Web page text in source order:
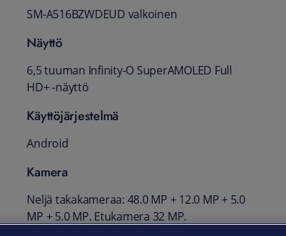
SM-A516BZWDEUD valkoinen
Näyttö
6,5 tuuman Infinity-O SuperAMOLED Full
HD+ -näyttö
Käyttöjärjestelmä
Android
Kamera
Neljä takakameraa: 48.0 MP + 12.0 MP + 5.0
MP + 5.0 MP. Etukamera 32 MP.